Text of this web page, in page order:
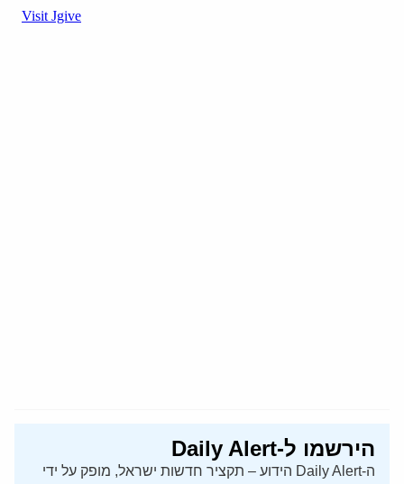
הירשמו ל-Daily Alert
ה-Daily Alert הידוע – תקציר חדשות ישראל, מופק על ידי